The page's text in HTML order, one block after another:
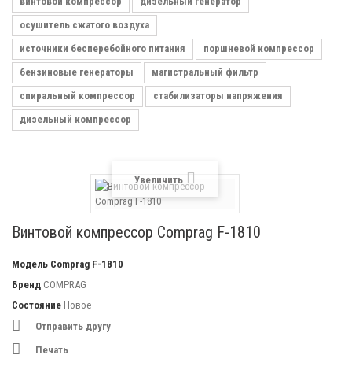
осушитель сжатого воздуха
источники бесперебойного питания
поршневой компрессор
бензиновые генераторы
магистральный фильтр
спиральный компрессор
стабилизаторы напряжения
дизельный компрессор
Увеличить
Винтовой компрессор Comprag F-1810
Модель Comprag F-1810
Бренд COMPRAG
Состояние Новое
Отправить другу
Печать